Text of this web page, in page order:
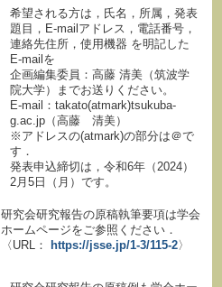
希望される方は，氏名，所属，発表
題目，E-mailアドレス，電話番号，
連絡先住所，使用機器 を明記した
E-mailを
企画編集委員：高藤 清美（筑波学
院大学）までお送りください。
E-mail：takato(atmark)tsukuba-
g.ac.jp（高藤 清美）
※アドレスの(atmark)の部分は＠で
す．
発表申込締切は，令和6年（2024）
2月5日（月）です。
研究会研究報告の原稿執筆要項は学会
ホームページをご参照ください．
〈URL：
https://jsse.jp/1-3/115-2〉